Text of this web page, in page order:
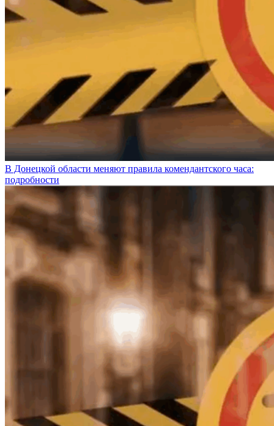
В Донецкой области меняют правила комендантского часа:
подробности